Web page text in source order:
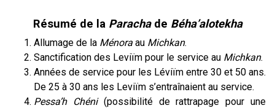
Résumé de la Parachade Béha’alotekha
Allumage de la Ménora au Michkan.
Sanctification des Leviïm pour le service au Michkan.
Années de service pour les Léviïm entre 30 et 50 ans.
De 25 à 30 ans les Leviïm s’entraînaient au service.
Pessa’h Chéni(possibilité de rattrapage pour une